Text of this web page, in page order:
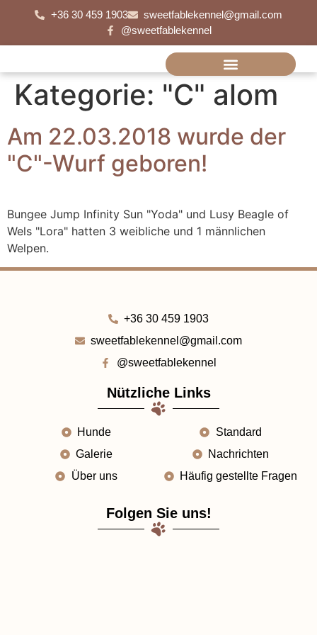
+36 30 459 1903
sweetfablekennel@gmail.com
@sweetfablekennel
Kategorie: "C" alom
Am 22.03.2018 wurde der
"C"-Wurf geboren!
Bungee Jump Infinity Sun "Yoda" und Lusy Beagle of
Wels "Lora" hatten 3 weibliche und 1 männlichen
Welpen.
+36 30 459 1903
sweetfablekennel@gmail.com
@sweetfablekennel
Nützliche Links
Hunde
Galerie
Über uns
Standard
Nachrichten
Häufig gestellte Fragen
Folgen Sie uns!